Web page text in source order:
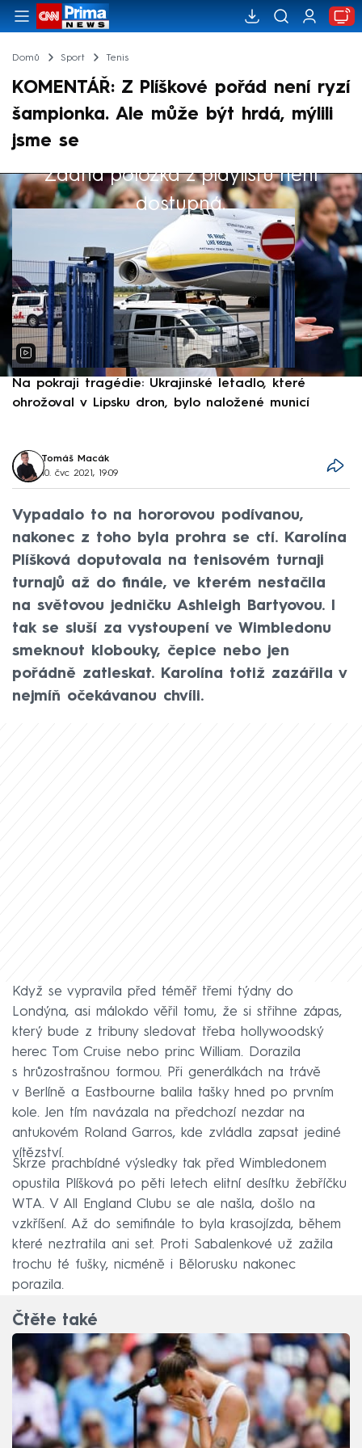
Domů Sport Tenis
KOMENTÁŘ: Z Plíškové pořád není ryzí
šampionka. Ale může být hrdá, mýlili
jsme se
Žádná položka z playlistu není
dostupná.
Výběr redakce
Na pokraji tragédie: Ukrajinské letadlo, které
ohrožoval v Lipsku dron, bylo naložené municí
Tomáš Macák
10. čvc 2021, 19:09
Vypadalo to na hororovou podívanou,
nakonec z toho byla prohra se ctí. Karolína
Plíšková doputovala na tenisovém turnaji
turnajů až do finále, ve kterém nestačila
na světovou jedničku Ashleigh Bartyovou. I
tak se sluší za vystoupení ve Wimbledonu
smeknout klobouky, čepice nebo jen
pořádně zatleskat. Karolína totiž zazářila v
nejmíň očekávanou chvíli.
Když se vypravila před téměř třemi týdny do
Londýna, asi málokdo věřil tomu, že si střihne zápas,
který bude z tribuny sledovat třeba hollywoodský
herec Tom Cruise nebo princ William. Dorazila
s hrůzostrašnou formou. Při generálkách na trávě
v Berlíně a Eastbourne balila tašky hned po prvním
kole. Jen tím navázala na předchozí nezdar na
antukovém Roland Garros, kde zvládla zapsat jediné
vítězství.
Skrze prachbídné výsledky tak před Wimbledonem
opustila Plíšková po pěti letech elitní desítku žebříčku
WTA. V All England Clubu se ale našla, došlo na
vzkříšení. Až do semifinále to byla krasojízda, během
které neztratila ani set. Proti Sabalenkové už zažila
trochu té fušky, nicméně i Bělorusku nakonec
porazila.
Čtěte také